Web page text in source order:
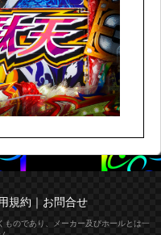
規約 ｜ お問合せ
ものであり、メーカー及びホールとは一